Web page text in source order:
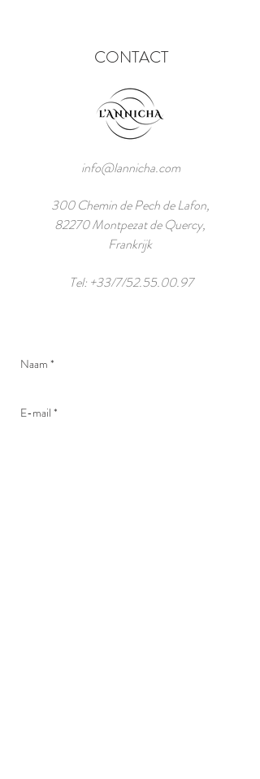
CONTACT
info@lannicha.com
300 Chemin de Pech de Lafon,
82270 Montpezat de Quercy,
Frankrijk
Tel: +33/7/52.55.00.97